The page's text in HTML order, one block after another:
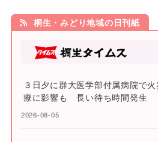
桐生・みどり地域の日刊紙
３日夕に群大医学部付属病院で
療に影響も 長い待ち時間発生
2026-08-05